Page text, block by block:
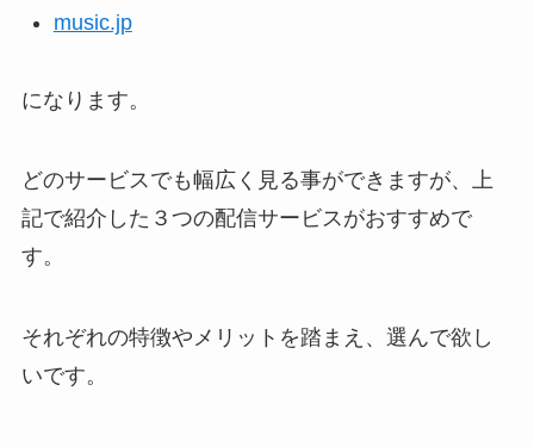
music.jp
になります。
どのサービスでも幅広く見る事ができますが、上
記で紹介した３つの配信サービスがおすすめで
す。
それぞれの特徴やメリットを踏まえ、選んで欲し
いです。